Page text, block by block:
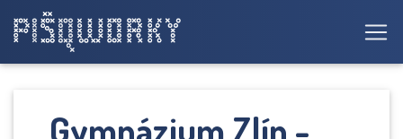
Gymnázium Zlín -